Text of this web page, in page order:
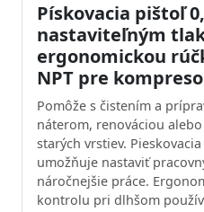
Pískovacia pištoľ
nastaviteľným
ergonomickou
NPT pre
Pomôže s čistením a
náterom, renováciou
starých vrstiev.
umožňuje nastaviť
náročnejšie práce.
kontrolu pri dlhšom